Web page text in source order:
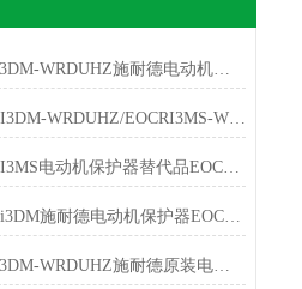
EOCRi3DM-WRDUHZ施耐德电动机保护器技术说明
EOCR-I3DM-WRDUHZ/EOCRI3MS-WRDUHZ施耐德原装电动机保护器简介
EOCR-I3MS电动机保护器替代品EOCR-i3DM特点
EOCR-i3DM施耐德电动机保护器EOCRi3DM-WRDUHZ产品简介
EOCRi3DM-WRDUHZ施耐德原装电动机保护器特点